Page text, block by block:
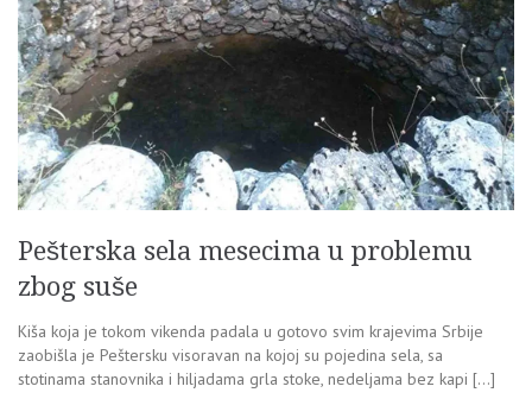
Pešterska sela mesecima u problemu
zbog suše
Kiša koja je tokom vikenda padala u gotovo svim krajevima Srbije
zaobišla je Peštersku visoravan na kojoj su pojedina sela, sa
stotinama stanovnika i hiljadama grla stoke, nedeljama bez kapi […]